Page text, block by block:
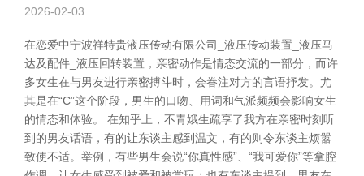
2026-02-03
在恋爱中宁波祥特贵液压传动有限公司_液压传动装置_液压马
达及配件_液压回转装置，亲密动作是情态交流的一部分，而许
多女生在与男友进行亲密搏斗时，会眷注对方的言语抒发。尤
其是在“C”这个阶段，男生的口吻、用词和气派频频会影响女生
的情态和体验。 在知乎上，不青娥生疏享了我方在亲密时刻听
到的男友话语，有的让东谈主感到温文，有的则令东谈主烦嚣
致使不适。举例，有些男生会说“你真性感”、“我可爱你”等拿腔